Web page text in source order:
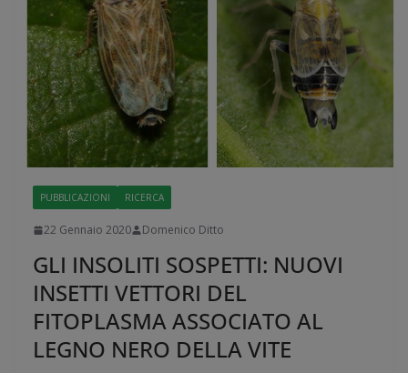
PUBBLICAZIONI RICERCA
22 Gennaio 2020 Domenico Ditto
GLI INSOLITI SOSPETTI: NUOVI
INSETTI VETTORI DEL
FITOPLASMA ASSOCIATO AL
LEGNO NERO DELLA VITE